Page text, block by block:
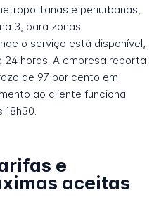
e periurbanas,
3, para zonas
o serviço está disponível,
24 horas. A empresa reporta
de 97 por cento em
ao cliente funciona
e
aceitas